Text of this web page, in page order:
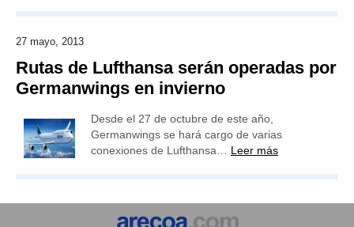
27 mayo, 2013
Rutas de Lufthansa serán operadas por
Germanwings en invierno
Desde el 27 de octubre de este año,
Germanwings se hará cargo de varias
conexiones de Lufthansa… Leer más